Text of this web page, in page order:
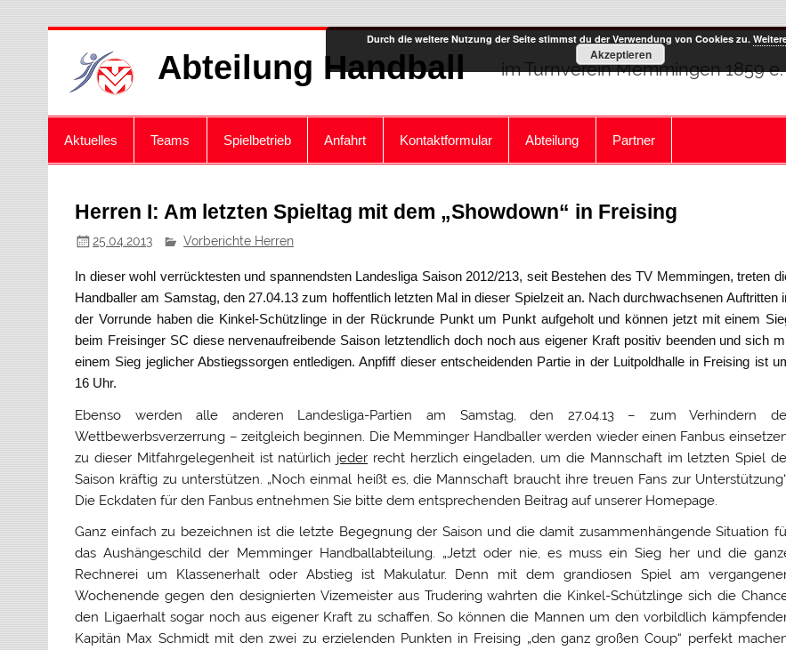
Abteilung Handball im Turnverein Memmingen 1859 e.
Aktuelles Teams Spielbetrieb Anfahrt Kontaktformular Abteilung Partner
Herren I: Am letzten Spieltag mit dem „Showdown“ in Freising
25.04.2013 Vorberichte Herren
In dieser wohl verrücktesten und spannendsten Landesliga Saison 2012/213, seit Bestehen des TV Memmingen, treten
Handballer am Samstag, den 27.04.13 zum hoffentlich letzten Mal in dieser Spielzeit an. Nach durchwachsenen Auftritten
der Vorrunde haben die Kinkel-Schützlinge in der Rückrunde Punkt um Punkt aufgeholt und können jetzt mit einem
beim Freisinger SC diese nervenaufreibende Saison letztendlich doch noch aus eigener Kraft positiv beenden und sich
einem Sieg jeglicher Abstiegssorgen entledigen. Anpfiff dieser entscheidenden Partie in der Luitpoldhalle in Freising ist
16 Uhr.
Ebenso werden alle anderen Landesliga-Partien am Samstag, den 27.04.13 – zum Verhindern
Wettbewerbsverzerrung – zeitgleich beginnen. Die Memminger Handballer werden wieder einen Fanbus
zu dieser Mitfahrgelegenheit ist natürlich jeder recht herzlich eingeladen, um die Mannschaft im letzten Spiel
Saison kräftig zu unterstützen. „Noch einmal heißt es, die Mannschaft braucht ihre treuen Fans zur
Die Eckdaten für den Fanbus entnehmen Sie bitte dem entsprechenden Beitrag auf unserer Homepage.
Ganz einfach zu bezeichnen ist die letzte Begegnung der Saison und die damit zusammenhängende Situation
das Aushängeschild der Memminger Handballabteilung. „Jetzt oder nie, es muss ein Sieg her und die
Rechnerei um Klassenerhalt oder Abstieg ist Makulatur. Denn mit dem grandiosen Spiel am
Wochenende gegen den designierten Vizemeister aus Trudering wahrten die Kinkel-Schützlinge sich die
den Ligaerhalt sogar noch aus eigener Kraft zu schaffen. So können die Mannen um den vorbildlich
Kapitän Max Schmidt mit den zwei zu erzielenden Punkten in Freising „den ganz großen Coup“ perfekt
Durch die weitere Nutzung der Seite stimmst du der Verwendung von Cookies zu.
Akzeptieren